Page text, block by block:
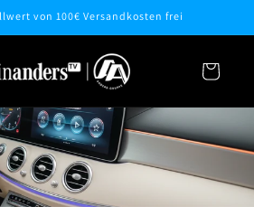
von 100€ Versandkosten frei
Warenkorb